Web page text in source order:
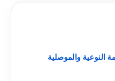
النوعية والموصلية